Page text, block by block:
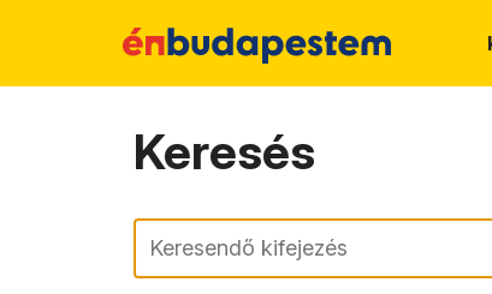
Keresés
Keresés